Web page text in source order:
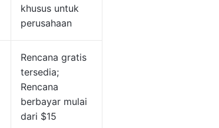
khusus untuk
perusahaan
Rencana gratis
tersedia;
Rencana
berbayar mulai
dari $15